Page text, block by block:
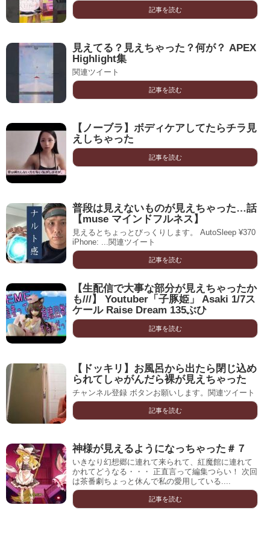
記事を読む
見えてる？見えちゃった？何が？ APEX
Highlight集
関連ツイート
記事を読む
【ノーブラ】ボディケアしてたらチラ見
えしちゃった
記事を読む
普段は見えないものが見えちゃった…話
【muse マインドフルネス】
見えるとちょっとびっくりします。 AutoSleep ¥370
iPhone: ...関連ツイート
記事を読む
【生配信で大事な部分が見えちゃったか
も///】 Youtuber「子豚姫」 Asaki 1/7ス
ケール Raise Dream 135ぶひ
記事を読む
【ドッキリ】お風呂から出たら閉じ込め
られてしゃがんだら裸が見えちゃった
チャンネル登録 ボタンお願いします。関連ツイート
記事を読む
神様が見えるようになっちゃった＃７
いきなり幻想郷に連れて来られて、紅魔館に連れて
かれてどうなる・・・ 正直言って編集つらい！ 次回
は茶番劇ちょっと休んで私の愛用している....
記事を読む